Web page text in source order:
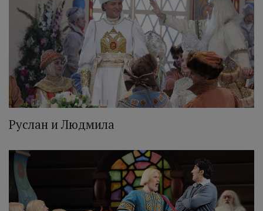
Руслан и Людмила